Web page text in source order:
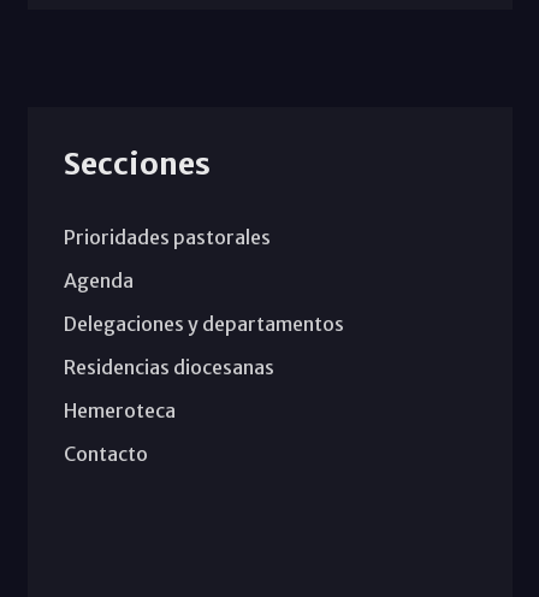
Secciones
Prioridades pastorales
Agenda
Delegaciones y departamentos
Residencias diocesanas
Hemeroteca
Contacto